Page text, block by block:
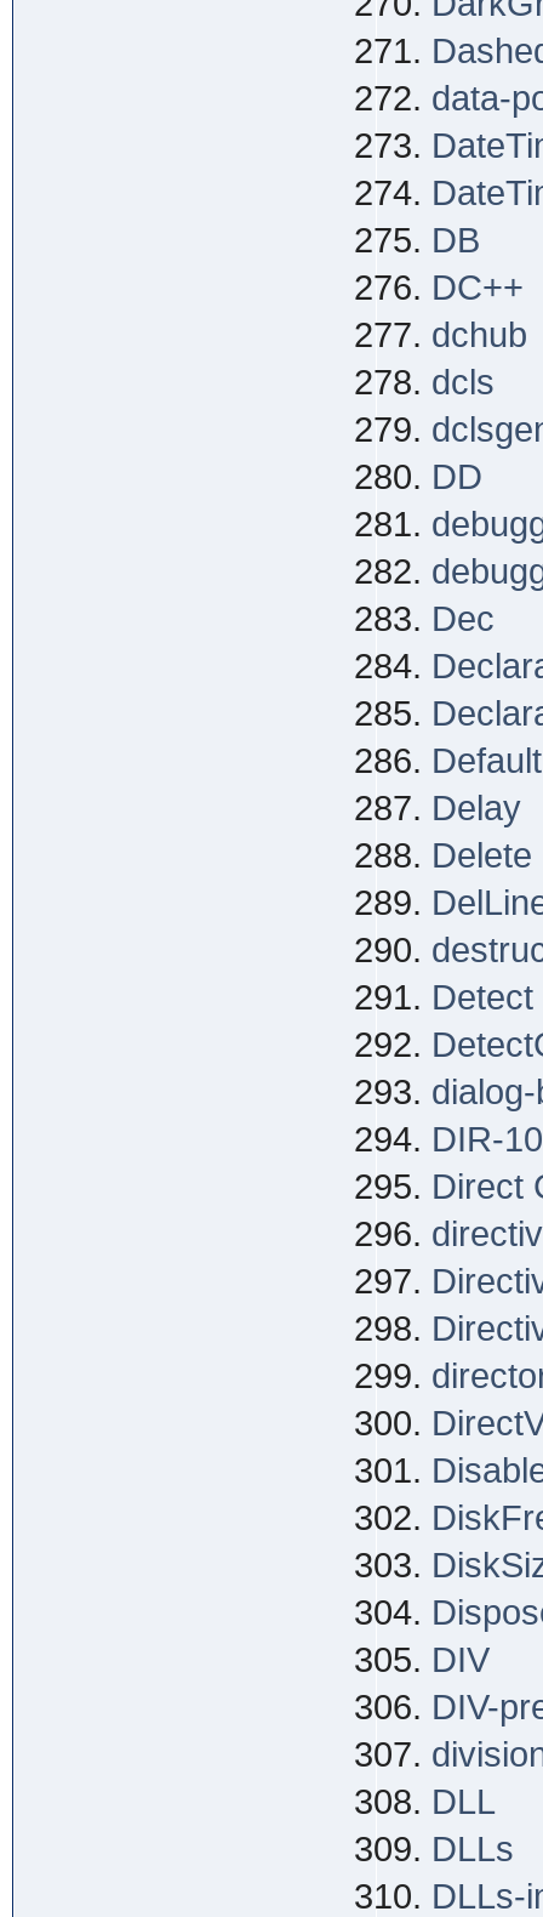
data-
DB
DC++
dchub
dcls
DD
Dec
Delay
Delete
Detect
DIR-
Direct
DIV
DIV-
DLL
DLLs
DLLs-